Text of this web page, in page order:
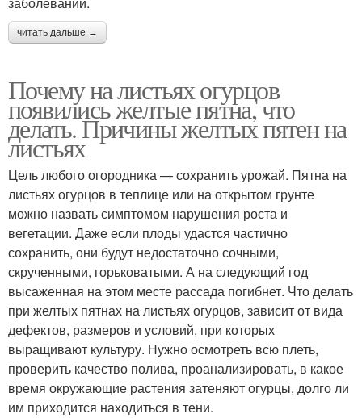
читать дальше →
Почему на листьях огурцов
появились желтые пятна, что
делать. Причины желтых пятен на
листьях
Цель любого огородника — сохранить урожай. Пятна на
листьях огурцов в теплице или на открытом грунте
можно назвать симптомом нарушения роста и
вегетации. Даже если плоды удастся частично
сохранить, они будут недостаточно сочными,
скрученными, горьковатыми. А на следующий год
высаженная на этом месте рассада погибнет. Что делать
при желтых пятнах на листьях огурцов, зависит от вида
дефектов, размеров и условий, при которых
выращивают культуру. Нужно осмотреть всю плеть,
проверить качество полива, проанализировать, в какое
время окружающие растения затеняют огурцы, долго ли
им приходится находиться в тени.